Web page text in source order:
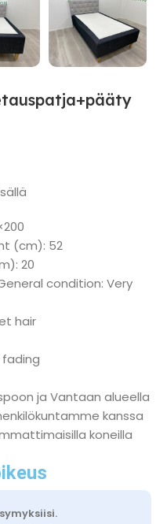
(cm): 52
20
condition: Very
hair
fading
ja Vantaan alueella
kanssa
koneilla